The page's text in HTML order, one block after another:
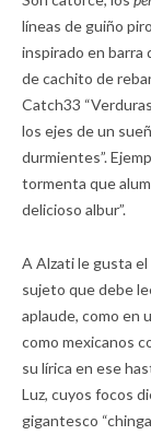
líneas de guiño
inspirado en barra
de cachito de
Catch33
los ejes de un
durmientes”.
tormenta que
delicioso albur”.
A Alzati le gusta
sujeto que debe
aplaude, como en
como mexicanos
su lírica en ese
Luz, cuyos focos
gigantesco